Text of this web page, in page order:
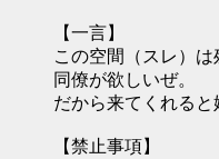
【一言】
この空間（スレ）は
同僚が欲しいぜ。
だから来てくれると
【禁止事項】